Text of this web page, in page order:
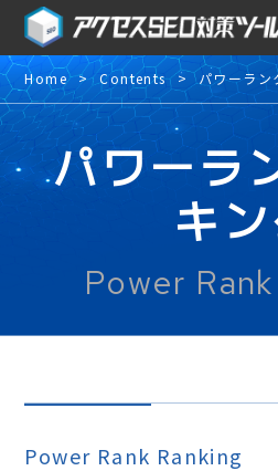
Home Contents パワーラン
パワーラ
キ
Power
Power Rank Ranking